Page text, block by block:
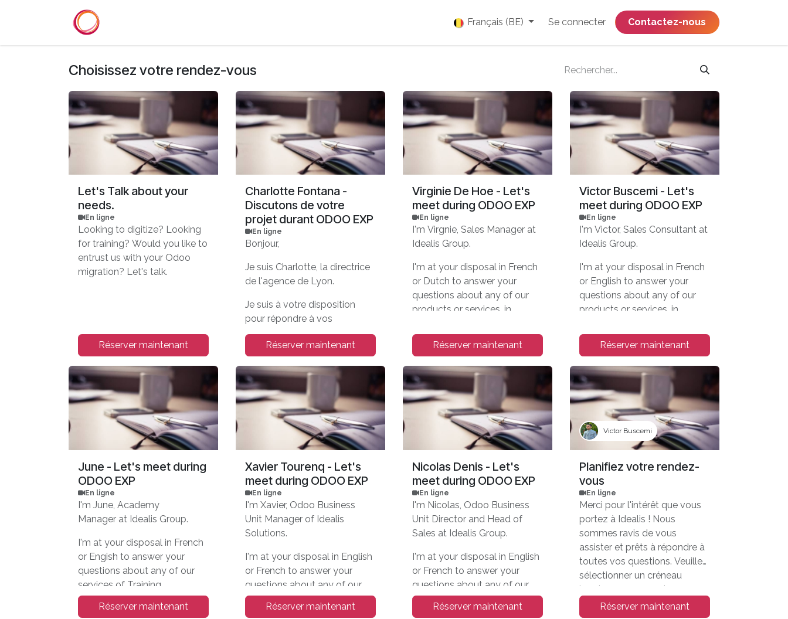
Français (BE) Se connecter ​​​​​​​​​​​​​​​​Contactez-nous
Choisissez votre rendez-vous
Let's Talk about your
needs.
En ligne
Looking to digitize? Looking
for training? Would you like to
entrust us with your Odoo
migration? Let's talk.
Réserver maintenant
Charlotte Fontana -
Discutons de votre
projet durant ODOO EXP
En ligne
Bonjour,
Je suis Charlotte, la directrice
de l'agence de Lyon.
Je suis à votre disposition
pour répondre à vos
questions pour la France.
Réserver maintenant
Virginie De Hoe - Let's
meet during ODOO EXP
En ligne
I'm Virgnie, Sales Manager at
Idealis Group.
I'm at your disposal in French
or Dutch to answer your
questions about any of our
products or services, in
Let's meet during ODOO EXP:
Expo.
Réserver maintenant
Victor Buscemi - Let's
meet during ODOO EXP
En ligne
I'm Victor, Sales Consultant at
Idealis Group.
I'm at your disposal in French
or English to answer your
questions about any of our
products or services, in
Let's meet during ODOO EXP:
Expo.
Réserver maintenant
June - Let's meet during
ODOO EXP
En ligne
I'm June, Academy
Manager at Idealis Group.
I'm at your disposal in French
or Engish to answer your
questions about any of our
services of Training.
Let's meet during ODOO EXP:
Réserver maintenant
Xavier Tourenq - Let's
meet during ODOO EXP
En ligne
I'm Xavier, Odoo Business
Unit Manager of Idealis
Solutions.
I'm at your disposal in English
or French to answer your
questions about any of our
products.
Réserver maintenant
Nicolas Denis - Let's
meet during ODOO EXP
En ligne
I'm Nicolas, Odoo Business
Unit Director and Head of
Sales at Idealis Group.
I'm at your disposal in English
or French to answer your
questions about any of our
products or services, in
Belgium, France, Luxembourg
Réserver maintenant
Victor Buscemi
Planifiez votre rendez-
vous
En ligne
Merci pour l'intérêt que vous
portez à Idealis ! Nous
sommes ravis de vous
assister et prêts à répondre à
toutes vos questions. Veuillez
sélectionner un créneau
horaire pour un rendez-vous
en ligne de 30 minutes.
Réserver maintenant